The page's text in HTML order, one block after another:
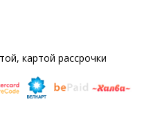
картой рассрочки